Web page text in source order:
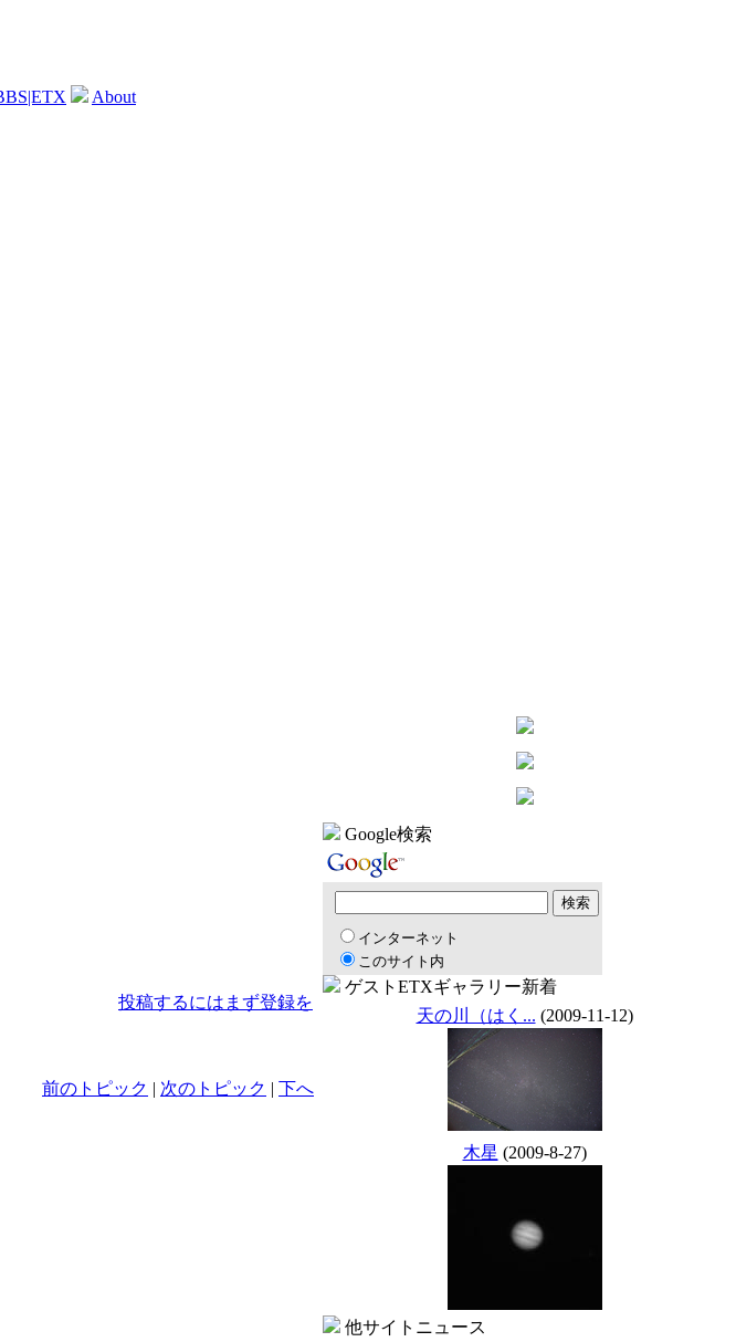
About
投稿するにはまず登録を
前のトピック | 次のトピック | 下へ
Google検索
インターネット
このサイト内
ゲストETXギャラリー新着
天の川（はく... (2009-11-12)
木星 (2009-8-27)
他サイトニュース